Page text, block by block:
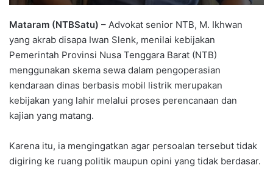
Mataram (NTBSatu) – Advokat senior NTB, M. Ikhwan
yang akrab disapa Iwan Slenk, menilai kebijakan
Pemerintah Provinsi Nusa Tenggara Barat (NTB)
menggunakan skema sewa dalam pengoperasian
kendaraan dinas berbasis mobil listrik merupakan
kebijakan yang lahir melalui proses perencanaan dan
kajian yang matang.
Karena itu, ia mengingatkan agar persoalan tersebut tidak
digiring ke ruang politik maupun opini yang tidak berdasar.